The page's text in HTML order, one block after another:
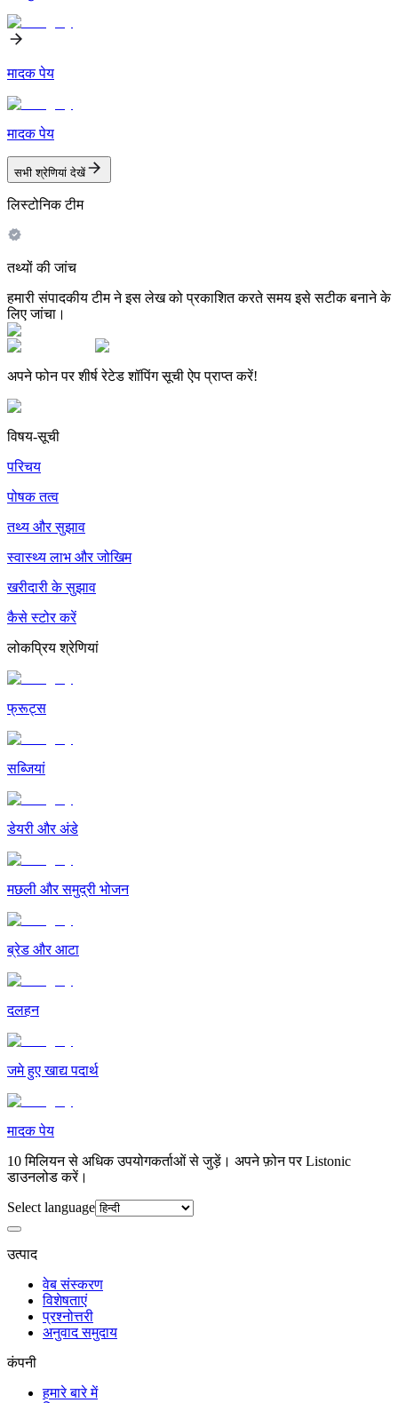
मादक पेय
मादक पेय
सभी श्रेणियां देखें
लिस्टोनिक टीम
तथ्यों की जांच
हमारी संपादकीय टीम ने इस लेख को प्रकाशित करते समय इसे सटीक बनाने के
लिए जांचा।
अपने फोन पर शीर्ष रेटेड शॉपिंग सूची ऐप प्राप्त करें!
विषय-सूची
परिचय
पोषक तत्व
तथ्य और सुझाव
स्वास्थ्य लाभ और जोखिम
खरीदारी के सुझाव
कैसे स्टोर करें
लोकप्रिय श्रेणियां
फ्रूट्स
सब्जियां
डेयरी और अंडे
मछली और समुद्री भोजन
ब्रेड और आटा
दलहन
जमे हुए खाद्य पदार्थ
मादक पेय
10 मिलियन से अधिक उपयोगकर्ताओं से जुड़ें। अपने फ़ोन पर Listonic
डाउनलोड करें।
Select language
उत्पाद
वेब संस्करण
विशेषताएं
प्रश्नोत्तरी
अनुवाद समुदाय
कंपनी
हमारे बारे में